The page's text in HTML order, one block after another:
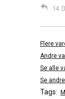
14
Flere
Andre
Se alle
Se
Tags: